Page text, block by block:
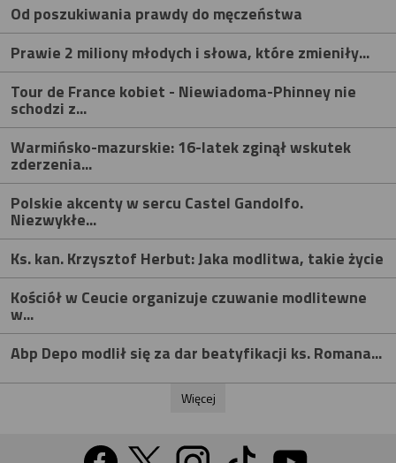
Od poszukiwania prawdy do męczeństwa
Prawie 2 miliony młodych i słowa, które zmieniły...
Tour de France kobiet - Niewiadoma-Phinney nie
schodzi z...
Warmińsko-mazurskie: 16-latek zginął wskutek
zderzenia...
Polskie akcenty w sercu Castel Gandolfo.
Niezwykłe...
Ks. kan. Krzysztof Herbut: Jaka modlitwa, takie życie
Kościół w Ceucie organizuje czuwanie modlitewne
w...
Abp Depo modlił się za dar beatyfikacji ks. Romana...
Więcej